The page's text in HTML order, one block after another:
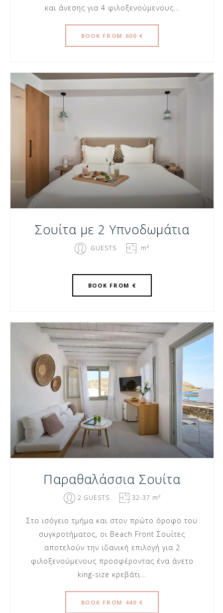
και άνεσης για 4 φιλοξενούμενους...
BOOK FROM 600 €
Σουίτα με 2 Υπνοδωμάτια
GUESTS m²
BOOK FROM €
Παραθαλάσσια Σουίτα
2 GUESTS 32-37 m²
Στο ισόγειο τμήμα και στον πρώτο όροφο του
συγκροτήματος, οι Beach Front Σουίτες
αποτελούν την ιδανική επιλογή για 2
φιλοξενούμενους προσφέροντας ένα άνετο
king-size κρεβάτι...
BOOK FROM 440 €